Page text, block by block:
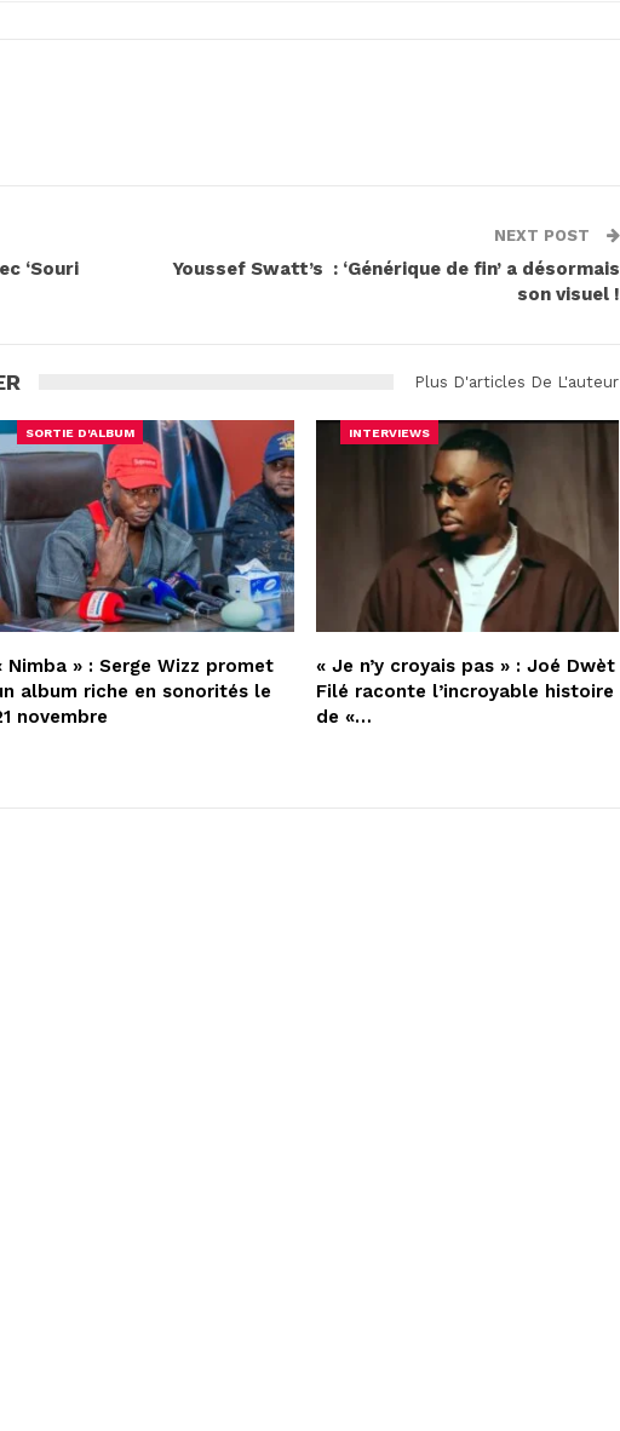
‘Souri
NEXT POST
Youssef Swatt’s : ‘Générique de fin’ a désormais
son visuel !
Plus D'articles De L'auteur
SORTIE D'ALBUM
Nimba » : Serge Wizz promet
album riche en sonorités le
novembre
INTERVIEWS
« Je n’y croyais pas » : Joé Dwèt
Filé raconte l’incroyable histoire
de «…